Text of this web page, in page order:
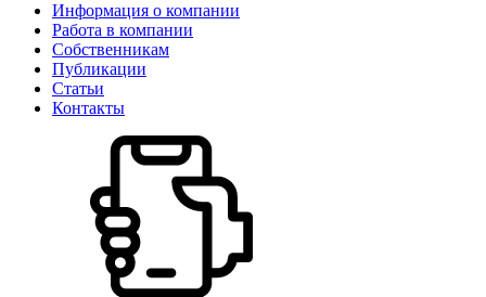
Информация о компании
Работа в компании
Собственникам
Публикации
Статьи
Контакты